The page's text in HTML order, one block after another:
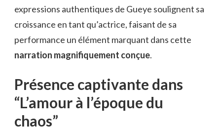
expressions authentiques de Gueye soulignent sa
croissance en tant qu’actrice, faisant de sa
performance un élément marquant dans cette
narration magnifiquement conçue.
Présence captivante dans
“L’amour à l’époque du
chaos”